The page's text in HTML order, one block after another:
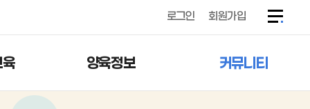
양육정보 커뮤니티
로그인 회원가입